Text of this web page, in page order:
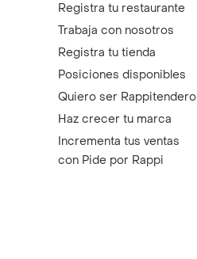
Registra tu restaurante
Trabaja con nosotros
Registra tu tienda
Posiciones disponibles
Quiero ser Rappitendero
Haz crecer tu marca
Incrementa tus ventas
con Pide por Rappi